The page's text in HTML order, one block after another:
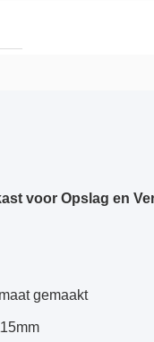
voor Opslag en
gemaakt